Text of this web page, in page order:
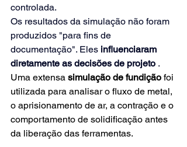
controlada.
Os resultados da simulação não foram
produzidos "para fins de
documentação". Eles influenciaram
diretamente as decisões de projeto .
Uma extensa simulação de fundição foi
utilizada para analisar o fluxo de metal,
o aprisionamento de ar, a contração e o
comportamento de solidificação antes
da liberação das ferramentas.